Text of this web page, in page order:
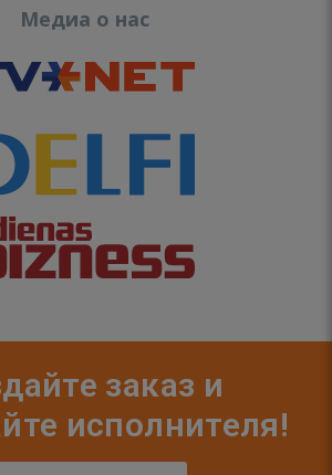
Медиа о нас
заказ и
исполнителя!